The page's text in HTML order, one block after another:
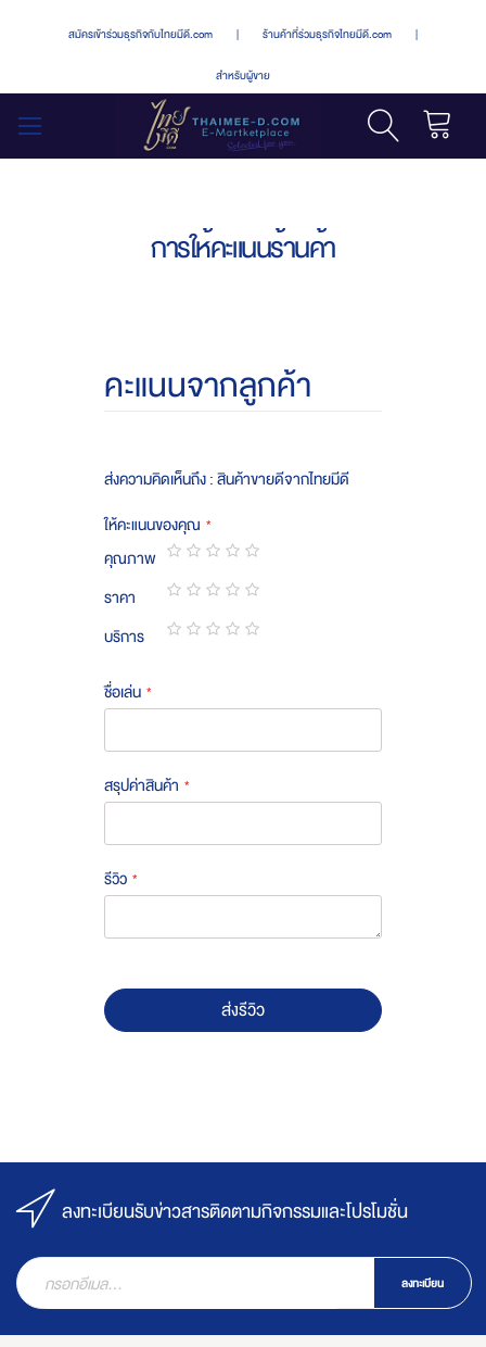
สมัครเข้าร่วมธุรกิจกับไทยมีดี.com | ร้านค้าที่ร่วมธุรกิจไทยมีดี.com |
สำหรับผู้ขาย
การให้คะแนนร้านค้า
คะแนนจากลูกค้า
ส่งความคิดเห็นถึง : สินค้าขายดีจากไทยมีดี
ให้คะแนนของคุณ
คุณภาพ
1
star
2
stars
3
stars
4
stars
5
stars
ราคา
1
star
2
stars
3
stars
4
stars
5
stars
บริการ
ชื่อเล่น
สรุปค่าสินค้า
รีวิว
ส่งรีวิว
ลงทะเบียนรับข่าวสารติดตามกิจกรรมและโปรโมชั่น
ลงทะเบียน